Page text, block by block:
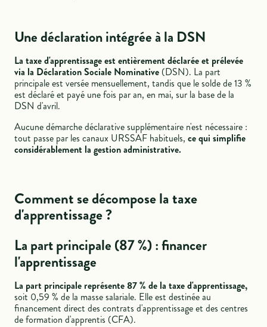
Une déclaration intégrée à la DSN
La taxe d'apprentissage est entièrement déclarée et prélevée
via la Déclaration Sociale Nominative (DSN). La part
principale est versée mensuellement, tandis que le solde de 13 %
est déclaré et payé une fois par an, en mai, sur la base de la
DSN d'avril.
Aucune démarche déclarative supplémentaire n'est nécessaire :
tout passe par les canaux URSSAF habituels,ce qui simplifie
considérablement la gestion administrative.
Comment se décompose la taxe
d'apprentissage ?
La part principale (87 %) : financer
l'apprentissage
La part principale représente 87 % de la taxe d'apprentissage,
soit 0,59 % de la masse salariale. Elle est destinée au
financement direct des contrats d'apprentissage et des centres
de formation d'apprentis (CFA).